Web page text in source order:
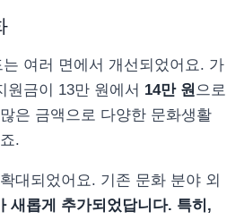
여러 면에서 개선되었어요. 가
원금이 13만 원에서 14만 원 으로
은 금액으로 다양한 문화생활
.
대되었어요. 기존 문화 분야 외
새롭게 추가되었답니다. 특히,